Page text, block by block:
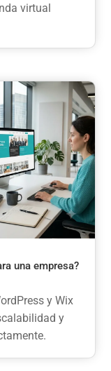
virtual
una empresa?
y Wix
y